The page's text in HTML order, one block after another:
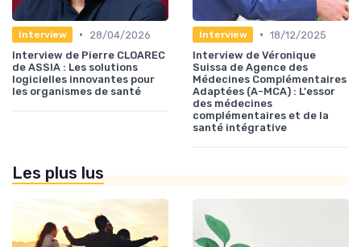
Interview •
28/04/2026
Interview de Pierre CLOAREC
de ASSIA : Les solutions
logicielles innovantes pour
les organismes de santé
Interview • 18/12/2025
Interview de Véronique
Suissa de Agence des
Médecines Complémentaires
Adaptées (A-MCA) : L'essor
des médecines
complémentaires et de la
santé intégrative
Les plus lus